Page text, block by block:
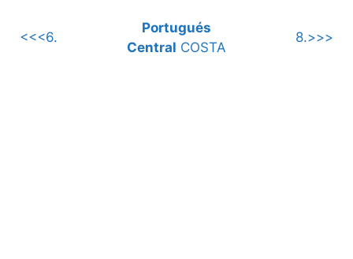
<<<6.
Portugués
Central COSTA
8.>>>